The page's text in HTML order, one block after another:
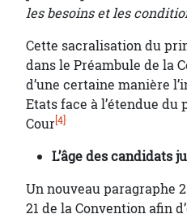
les besoins et les
Cette sacralisation du
dans le Préambule de la
d’une certaine manière
Etats face à l’étendue
Cour[4].
L’âge des candidats
Un nouveau paragraphe
21 de la Convention afin